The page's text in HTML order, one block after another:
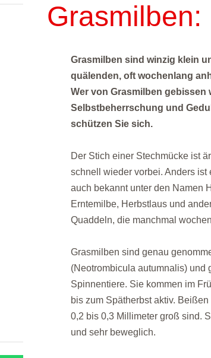
Grasmilben:
Grasmilben sind winzig klein
quälenden, oft wochenlang
Wer von Grasmilben gebissen
Selbstbeherrschung und
schützen Sie sich.
Der Stich einer Stechmücke ist
schnell wieder vorbei. Anders
auch bekannt unter den Namen
Erntemilbe, Herbstlaus und
Quaddeln, die manchmal
Grasmilben sind genau
(Neotrombicula autumnalis) und
Spinnentiere. Sie kommen im
bis zum Spätherbst aktiv.
0,2 bis 0,3 Millimeter groß sind.
und sehr beweglich.